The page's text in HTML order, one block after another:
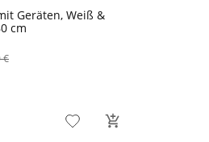
Geräten, Weiß &
cm
€